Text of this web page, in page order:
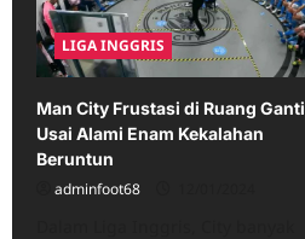
LIGA INGGRIS
Man City Frustasi di Ruang Ganti
Usai Alami Enam Kekalahan
Beruntun
adminfoot68